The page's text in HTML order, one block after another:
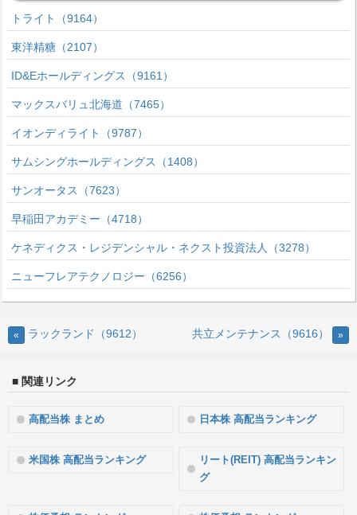
トライト（9164）
東洋精糖（2107）
ID&Eホールディングス（9161）
マックスバリュ北海道（7465）
イオンディライト（9787）
サムシングホールディングス（1408）
サンオータス（7623）
早稲田アカデミー（4718）
ケネディクス・レジデンシャル・ネクスト投資法人（3278）
ニューフレアテクノロジー（6256）
« ラックランド（9612） 共立メンテナンス（9616） »
■ 関連リンク
高配当株 まとめ 日本株 高配当ランキング
米国株 高配当ランキング
リート(REIT) 高配当ランキン
グ